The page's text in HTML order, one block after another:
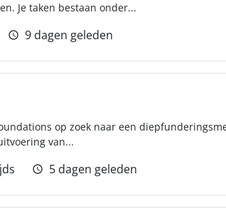
Je taken bestaan onder...
9 dagen geleden
op zoek naar een
van...
5 dagen geleden